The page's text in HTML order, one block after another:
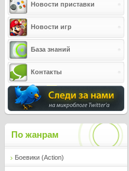
Новости приставки
Новости игр
База знаний
Контакты
По жанрам
Боевики (Action)